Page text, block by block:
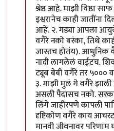
श्रेष्ठ आहे. माझी विष्ठा
इश्वरानेच काही जातींना
आहे. २. गड्या आपला
वगैरे नको बरंका, तिथे
जास्तच होतंय). आधुनिक
नादी लागलेलं वाईटच.
ट्यूब बेबी वगैरे तर ५०००
३. माझी मुलं गे वगैरे झाली
असली पैदासच नको.
लिंगे जाहीरपणे कापली
दृष्टिकोण वगैरे काय
मानवी जीवनावर